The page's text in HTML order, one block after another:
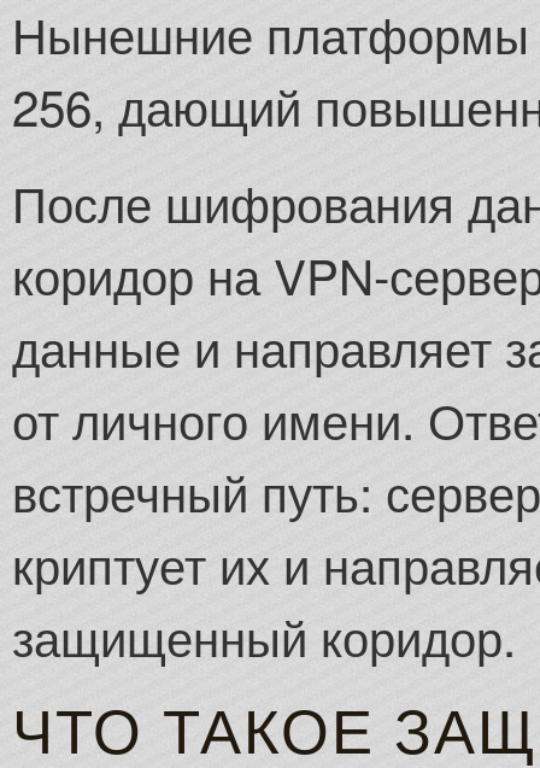
Нынешние платформы
256, дающий
После шифрования
коридор на VPN-
данные и направляет
от личного имени.
встречный путь:
криптует их и
защищенный коридор.
ЧТО ТАКОЕ